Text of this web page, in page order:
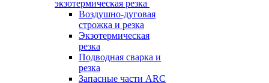
экзотермическая резка
Воздушно-дуговая
строжка и резка
Экзотермическая
резка
Подводная сварка и
резка
Запасные части ARC